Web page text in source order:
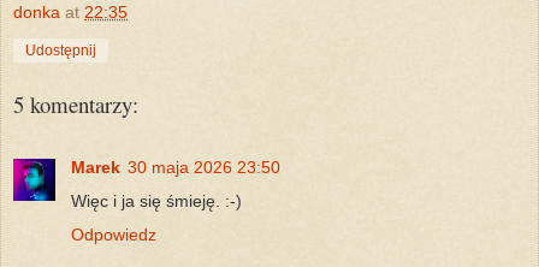
donka at 22:35
Udostępnij
5 komentarzy:
Marek 30 maja 2026 23:50
Więc i ja się śmieję. :-)
Odpowiedz